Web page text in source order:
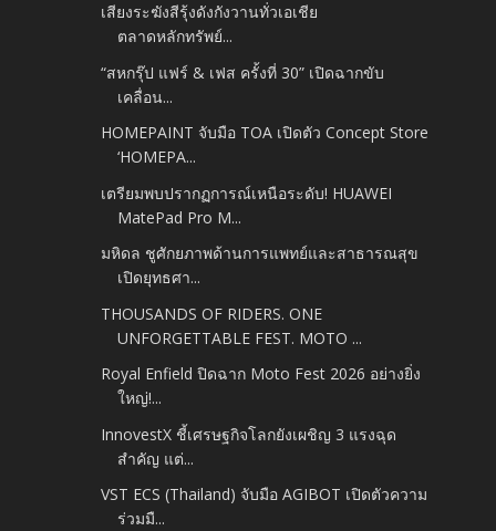
เสียงระฆังสีรุ้งดังกังวานทั่วเอเชีย
ตลาดหลักทรัพย์...
“สหกรุ๊ป แฟร์ & เฟส ครั้งที่ 30” เปิดฉากขับ
เคลื่อน...
HOMEPAINT จับมือ TOA เปิดตัว Concept Store
‘HOMEPA...
เตรียมพบปรากฏการณ์เหนือระดับ! HUAWEI
MatePad Pro M...
มหิดล ชูศักยภาพด้านการแพทย์และสาธารณสุข
เปิดยุทธศา...
THOUSANDS OF RIDERS. ONE
UNFORGETTABLE FEST. MOTO ...
Royal Enfield ปิดฉาก Moto Fest 2026 อย่างยิ่ง
ใหญ่!...
InnovestX ชี้เศรษฐกิจโลกยังเผชิญ 3 แรงฉุด
สำคัญ แต่...
VST ECS (Thailand) จับมือ AGIBOT เปิดตัวความ
ร่วมมื...